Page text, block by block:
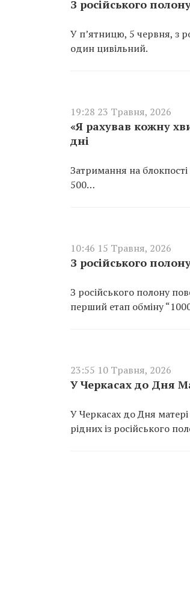
З російського
У п’ятницю, 5 червня, з
один цивільний.
19:28 23 Травня, 2026
«Я рахував кожну
дні
Затримання на
500…
10:46 15 Травня, 2026
З російського
З російського полону
перший етап обміну
23:55 10 Травня, 2026
У Черкасах до Дня
У Черкасах до Дня
рідних із російського